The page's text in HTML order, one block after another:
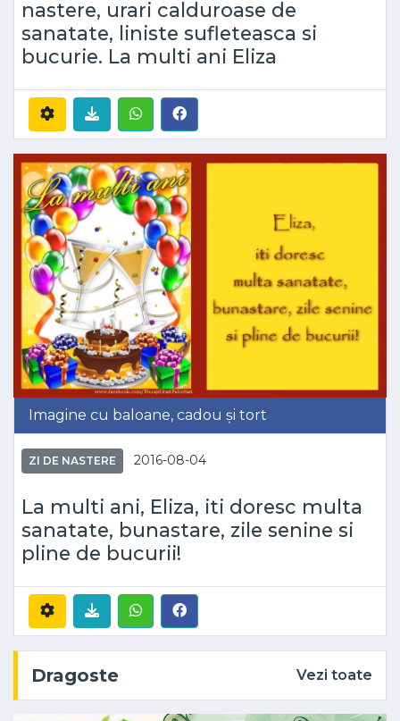
nastere, urari calduroase de
sanatate, liniste sufleteasca si
bucurie. La multi ani Eliza
Imagine cu baloane, cadou și tort
ZI DE NASTERE 2016-08-04
La multi ani, Eliza, iti doresc multa
sanatate, bunastare, zile senine si
pline de bucurii!
Dragoste Vezi toate